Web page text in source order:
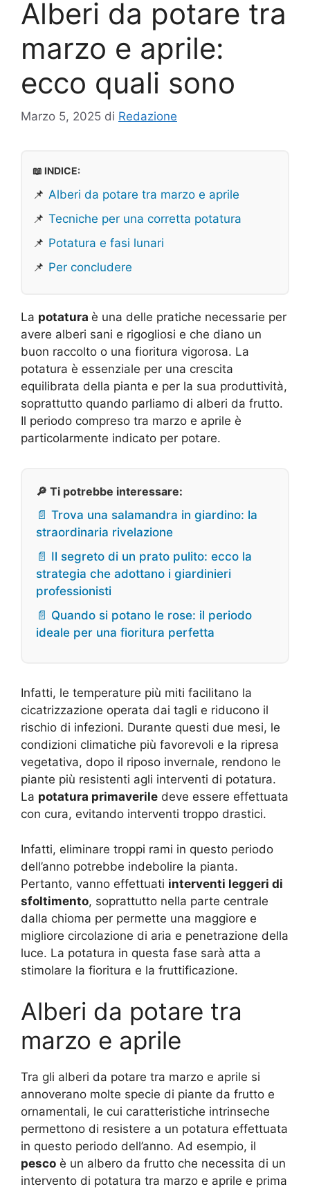
Alberi da potare tra
marzo e aprile:
ecco quali sono
Marzo 5, 2025 di Redazione
📖 INDICE:
📌 Alberi da potare tra marzo e aprile
📌 Tecniche per una corretta potatura
📌 Potatura e fasi lunari
📌 Per concludere
La potatura è una delle pratiche necessarie per
avere alberi sani e rigogliosi e che diano un
buon raccolto o una fioritura vigorosa. La
potatura è essenziale per una crescita
equilibrata della pianta e per la sua produttività,
soprattutto quando parliamo di alberi da frutto.
Il periodo compreso tra marzo e aprile è
particolarmente indicato per potare.
🔎 Ti potrebbe interessare:
📄 Trova una salamandra in giardino: la
straordinaria rivelazione
📄 Il segreto di un prato pulito: ecco la
strategia che adottano i giardinieri
professionisti
📄 Quando si potano le rose: il periodo
ideale per una fioritura perfetta
Infatti, le temperature più miti facilitano la
cicatrizzazione operata dai tagli e riducono il
rischio di infezioni. Durante questi due mesi, le
condizioni climatiche più favorevoli e la ripresa
vegetativa, dopo il riposo invernale, rendono le
piante più resistenti agli interventi di potatura.
La potatura primaverile deve essere effettuata
con cura, evitando interventi troppo drastici.
Infatti, eliminare troppi rami in questo periodo
dell’anno potrebbe indebolire la pianta.
Pertanto, vanno effettuati interventi leggeri di
sfoltimento, soprattutto nella parte centrale
dalla chioma per permette una maggiore e
migliore circolazione di aria e penetrazione della
luce. La potatura in questa fase sarà atta a
stimolare la fioritura e la fruttificazione.
Alberi da potare tra
marzo e aprile
Tra gli alberi da potare tra marzo e aprile si
annoverano molte specie di piante da frutto e
ornamentali, le cui caratteristiche intrinseche
permettono di resistere a un potatura effettuata
in questo periodo dell’anno. Ad esempio, il
pesco è un albero da frutto che necessita di un
intervento di potatura tra marzo e aprile e prima